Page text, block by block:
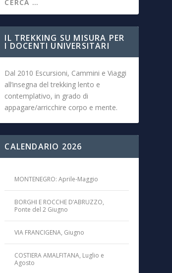
IL TREKKING SU MISURA PER
I DOCENTI UNIVERSITARI
Dal 2010 Escursioni, Cammini e Viaggi
all’insegna del trekking lento e
contemplativo, in grado di
appagare/arricchire corpo e mente.
CALENDARIO 2026
MONTENEGRO: Aprile-Maggio
BORGHI E ROCCHE D’ABRUZZO,
Ponte del 2 Giugno
VIA FRANCIGENA, Giugno
COSTIERA AMALFITANA, Luglio e
Agosto